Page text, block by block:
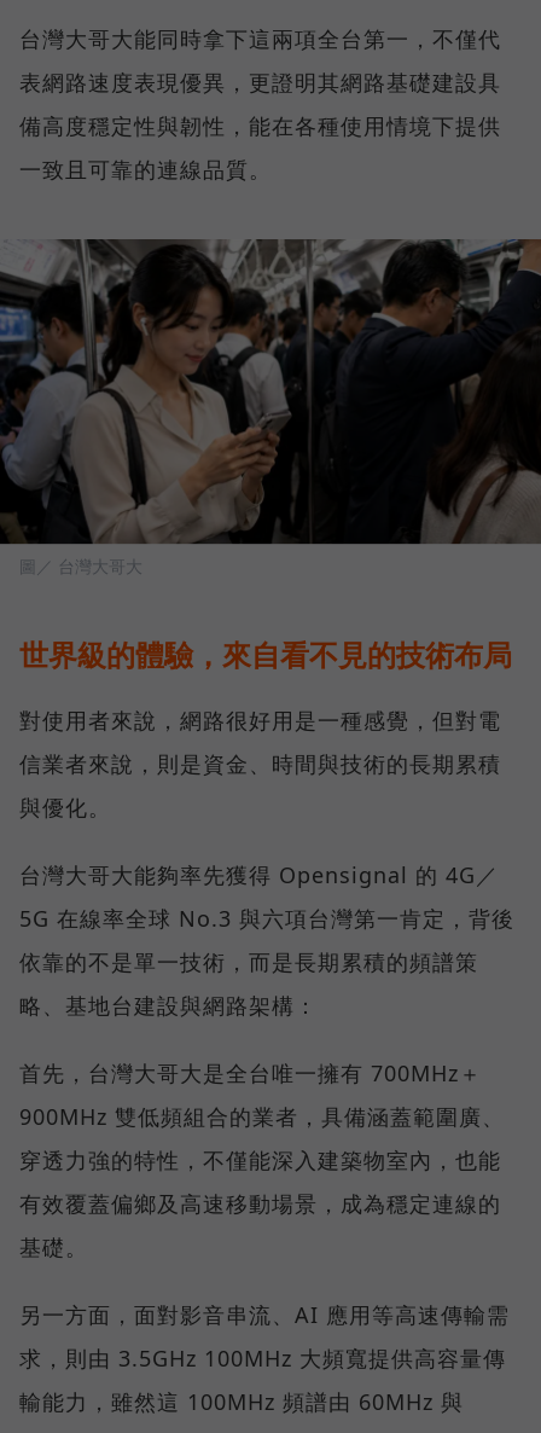
台灣大哥大能同時拿下這兩項全台第一，不僅代
表網路速度表現優異，更證明其網路基礎建設具
備高度穩定性與韌性，能在各種使用情境下提供
一致且可靠的連線品質。
圖／ 台灣大哥大
世界級的體驗，來自看不見的技術布局
對使用者來說，網路很好用是一種感覺，但對電
信業者來說，則是資金、時間與技術的長期累積
與優化。
台灣大哥大能夠率先獲得 Opensignal 的 4G／
5G 在線率全球 No.3 與六項台灣第一肯定，背後
依靠的不是單一技術，而是長期累積的頻譜策
略、基地台建設與網路架構：
首先，台灣大哥大是全台唯一擁有 700MHz＋
900MHz 雙低頻組合的業者，具備涵蓋範圍廣、
穿透力強的特性，不僅能深入建築物室內，也能
有效覆蓋偏鄉及高速移動場景，成為穩定連線的
基礎。
另一方面，面對影音串流、AI 應用等高速傳輸需
求，則由 3.5GHz 100MHz 大頻寬提供高容量傳
輸能力，雖然這 100MHz 頻譜由 60MHz 與